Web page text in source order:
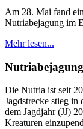
Am 28. Mai fand
Nutriabejagung im
Mehr lesen...
Nutriabejagung
Die Nutria ist seit
Jagdstrecke stieg in
dem Jagdjahr (JJ)
Kreaturen